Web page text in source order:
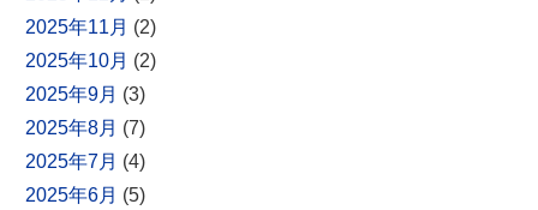
2025年11月 (2)
2025年10月 (2)
2025年9月 (3)
2025年8月 (7)
2025年7月 (4)
2025年6月 (5)